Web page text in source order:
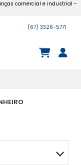
comercial e industrial -
(67) 3326-5771